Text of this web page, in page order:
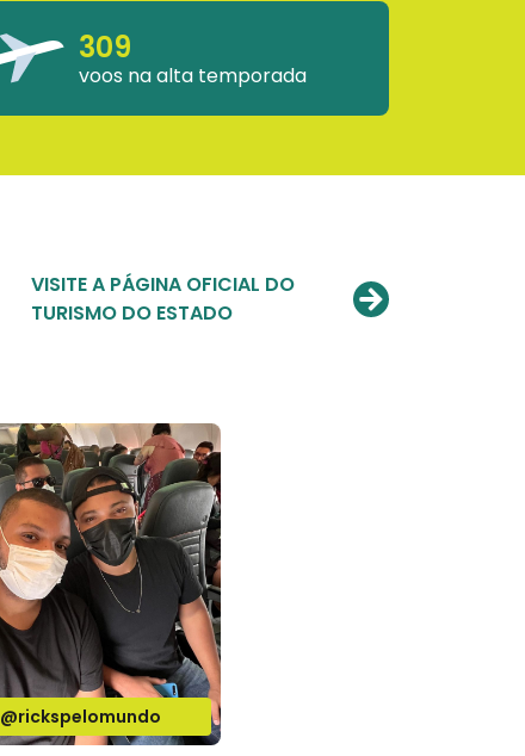
309
voos na alta temporada
VISITE A PÁGINA OFICIAL DO
TURISMO DO ESTADO
@rickspelomundo